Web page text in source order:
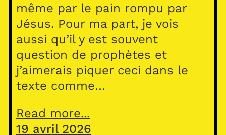
même par le pain rompu par
Jésus. Pour ma part, je vois
aussi qu’il y est souvent
question de prophètes et
j’aimerais piquer ceci dans le
texte comme…
Read more...
19 avril 2026